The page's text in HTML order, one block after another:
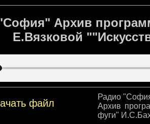
Архив
Е.Вязковой
файл
Радио
Архив
фуги"